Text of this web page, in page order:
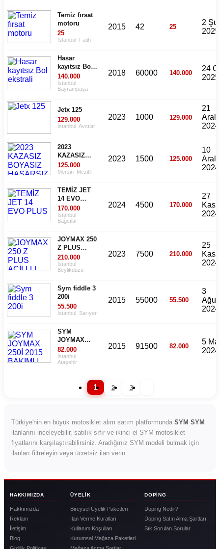
Temiz fırsat
motoru
25
İstanbul Fatih
2015 42 25
2
2025
Hasar
kayıtsız Bol
ekstrali
140.000
İstanbul
Bayrampaşa
2018 60000 140.000
24
2025
Jetx 125
129.000
İstanbul Avcılar
2023 1000 129.000
21
2024
2023
KAZASIZ
BOYASIZ
HASARSIZ
125.000
Mersin Mezitli
2023 1500 125.000
10
2024
TEMİZ JET
14 EVO
PLUS
170.000
İstanbul
Bağcılar
2024 4500 170.000
27
2024
JOYMAX 250
Z PLUS
ACİLLLL
210.000
İstanbul
Beylikdüzü
2023 7500 210.000
25
2024
Sym fiddle 3
200i
55.500
İstanbul Sarıyer
2015 55000 55.500
3
2024
SYM
JOYMAX
250İ 2015
BAKIMLI
SIKINTISIZ
82.000
İstanbul
Ataşehir
2015 91500 82.000
5
2024
1 2 3
Türkiye'nin en büyük motosiklet alım satım platformunda SYM SYM
ilanlarını inceleyebilir, satılık sıfır ve ikinci el SYM motosiklet
fiyatlarını karşılaştırabilirsiniz. Aradığınız SYM modeli bulmak için
ilanları filtreleyin veya ücretsiz ilan verin.
HAKKIMIZDA
Hakkımızda
Reklam
İletişim
Blog
ÜYELIK
Bireysel Üyelik Paketleri
İlan Verme Kuralları
Kullanım Koşulları
Kurumsal Mağaza Paketleri
DOPING
Doping Nedir?
Doping Satın Alma Şartları
Sık Sorulan Sorular